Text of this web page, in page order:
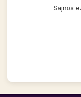
Sajnos